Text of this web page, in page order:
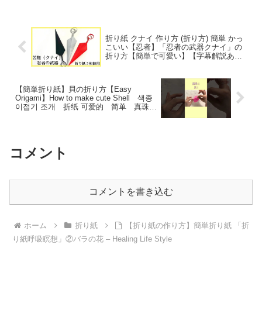
折り紙 クナイ 作り方 (折り方) 簡単 かっ
こいい【忍者】「忍者の武器クナイ」の
折り方【簡単で可愛い】【字幕解説あ
【簡単折り紙】貝の折り方【Easy
Origami】How to make cute Shell 색종
이접기 조개 折纸 可爱的 简单 真珠
コメント
コメントを書き込む
ホーム 折り紙
【折り紙の作り方】簡単折り紙 「折
り紙呼吸瞑想」②バラの花 – Healing Life Style